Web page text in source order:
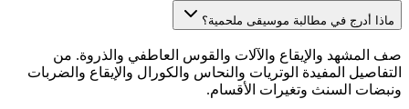
ماذا أدرج في مطالبة موسيقى ملحمية؟
صف المشهد والإيقاع والآلات والقوس العاطفي والذروة. من
التفاصيل المفيدة الوتريات والنحاس والكورال والإيقاع والضربات
ونبضات السنث وتغيرات الأقسام.